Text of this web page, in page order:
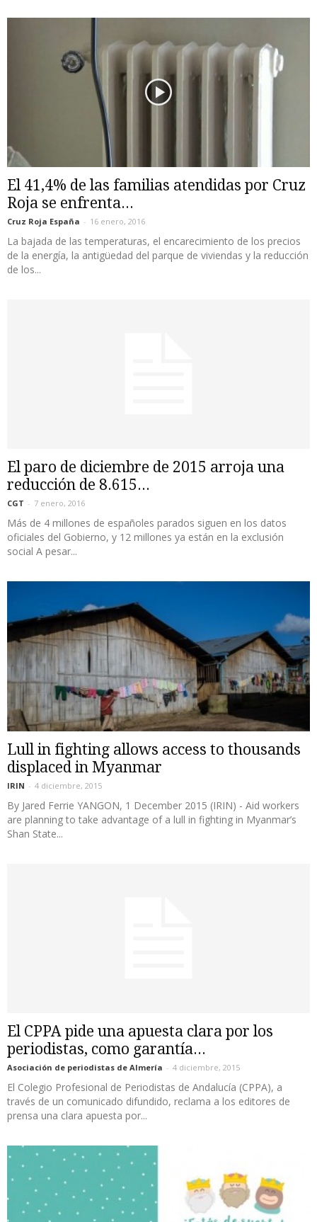
El 41,4% de las familias atendidas por Cruz
Roja se enfrenta...
Cruz Roja España - 16 enero, 2016
La bajada de las temperaturas, el encarecimiento de los precios
de la energía, la antigüedad del parque de viviendas y la reducción
de los...
El paro de diciembre de 2015 arroja una
reducción de 8.615...
CGT - 7 enero, 2016
Más de 4 millones de españoles parados siguen en los datos
oficiales del Gobierno, y 12 millones ya están en la exclusión
social A pesar...
Lull in fighting allows access to thousands
displaced in Myanmar
IRIN - 4 diciembre, 2015
By Jared Ferrie YANGON, 1 December 2015 (IRIN) - Aid workers
are planning to take advantage of a lull in fighting in Myanmar’s
Shan State...
El CPPA pide una apuesta clara por los
periodistas, como garantía...
Asociación de periodistas de Almería - 4 diciembre, 2015
El Colegio Profesional de Periodistas de Andalucía (CPPA), a
través de un comunicado difundido, reclama a los editores de
prensa una clara apuesta por...